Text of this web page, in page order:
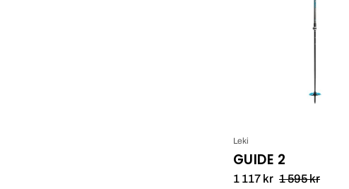
GUIDE 2
Leki
1 117 kr 1 595 kr